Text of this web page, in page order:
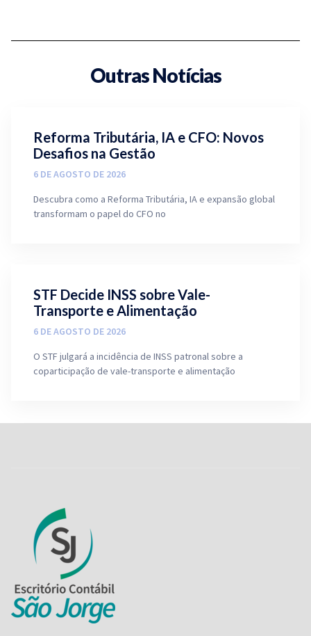
Outras Notícias
Reforma Tributária, IA e CFO: Novos
Desafios na Gestão
6 DE AGOSTO DE 2026
Descubra como a Reforma Tributária, IA e expansão global
transformam o papel do CFO no
STF Decide INSS sobre Vale-
Transporte e Alimentação
6 DE AGOSTO DE 2026
O STF julgará a incidência de INSS patronal sobre a
coparticipação de vale-transporte e alimentação